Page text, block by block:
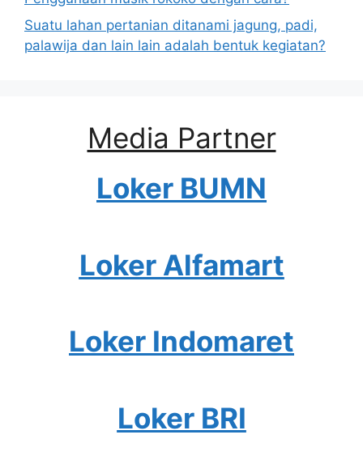
Suatu lahan pertanian ditanami jagung, padi,
palawija dan lain lain adalah bentuk kegiatan?
Media Partner
Loker BUMN
Loker Alfamart
Loker Indomaret
Loker BRI